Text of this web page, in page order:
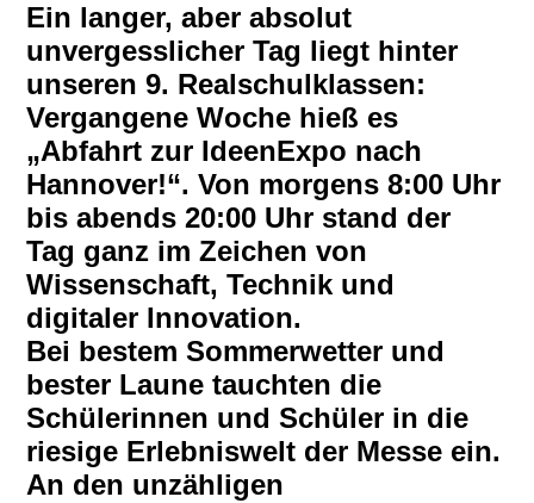
Ein langer, aber absolut
unvergesslicher Tag liegt hinter
unseren 9. Realschulklassen:
Vergangene Woche hieß es
„Abfahrt zur IdeenExpo nach
Hannover!“. Von morgens 8:00 Uhr
bis abends 20:00 Uhr stand der
Tag ganz im Zeichen von
Wissenschaft, Technik und
digitaler Innovation.
Bei bestem Sommerwetter und
bester Laune tauchten die
Schülerinnen und Schüler in die
riesige Erlebniswelt der Messe ein.
An den unzähligen